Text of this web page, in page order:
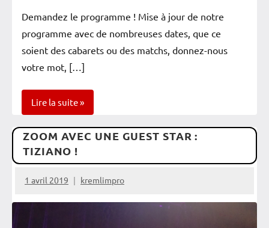
Demandez le programme ! Mise à jour de notre
programme avec de nombreuses dates, que ce
soient des cabarets ou des matchs, donnez-nous
votre mot, […]
Lire la suite
Newsletter
Quintet
Rencontres
ZOOM AVEC UNE GUEST STAR :
TIZIANO !
1 avril 2019 kremlimpro